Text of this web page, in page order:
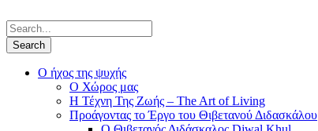
Ο ήχος της ψυχής
Ο Χώρος μας
Η Τέχνη Της Ζωής – The Art of Living
Προάγοντας το Έργο του Θιβετανού Διδασκάλου